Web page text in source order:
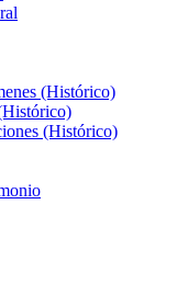
(Histórico)
(Histórico)